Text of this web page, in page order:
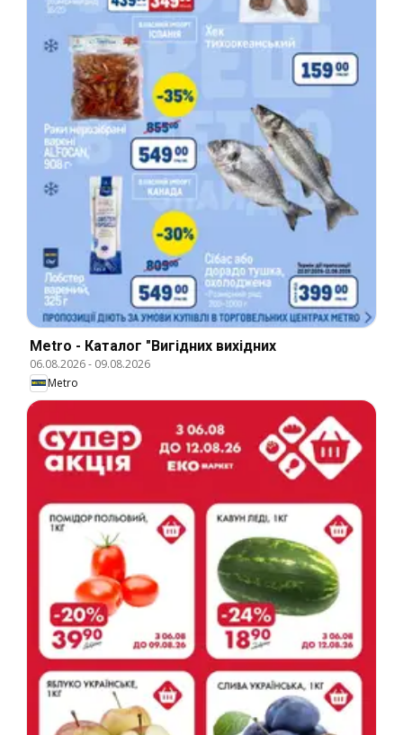
Metro - Каталог "Вигідних вихідних
06.08.2026- 09.08.2026
Metro